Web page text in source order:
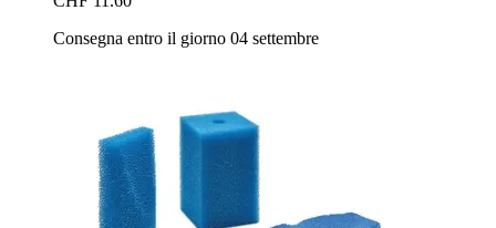
Consegna entro il giorno 04 settembre